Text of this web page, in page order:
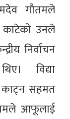
गौतमले
काटेको उनले
निर्वाचन
विद्या
काट्न सहमत
आफूलाई